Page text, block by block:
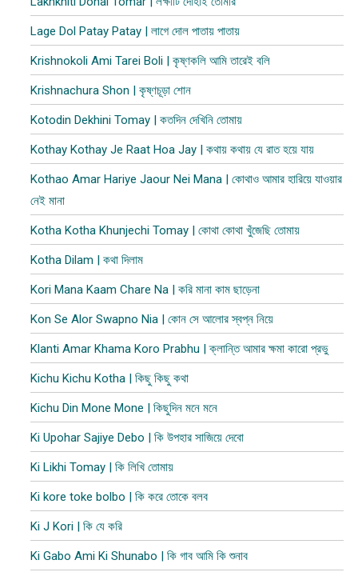
Lage Dol Patay Patay | লাগে দোল পাতায় পাতায়
Krishnokoli Ami Tarei Boli | কৃষ্ণকলি আমি তারেই বলি
Krishnachura Shon | কৃষ্ণচূড়া শোন
Kotodin Dekhini Tomay | কতদিন দেখিনি তোমায়
Kothay Kothay Je Raat Hoa Jay | কথায় কথায় যে রাত হয়ে যায়
Kothao Amar Hariye Jaour Nei Mana | কোথাও আমার হারিয়ে যাওয়ার
নেই মানা
Kotha Kotha Khunjechi Tomay | কোথা কোথা খুঁজেছি তোমায়
Kotha Dilam | কথা দিলাম
Kori Mana Kaam Chare Na | করি মানা কাম ছাড়েনা
Kon Se Alor Swapno Nia | কোন সে আলোর স্বপ্ন নিয়ে
Klanti Amar Khama Koro Prabhu | ক্লান্তি আমার ক্ষমা কারো প্রভু
Kichu Kichu Kotha | কিছু কিছু কথা
Kichu Din Mone Mone | কিছুদিন মনে মনে
Ki Upohar Sajiye Debo | কি উপহার সাজিয়ে দেবো
Ki Likhi Tomay | কি লিখি তোমায়
Ki kore toke bolbo | কি করে তোকে বলব
Ki J Kori | কি যে করি
Ki Gabo Ami Ki Shunabo | কি গাব আমি কি শুনাব​